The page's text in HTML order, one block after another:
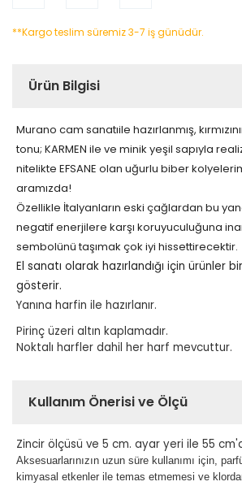
**Kargo teslim süremiz 3-7 iş günüdür.
Ürün Bilgisi
Murano cam sanatıile hazırlanmış,
tonu; KARMEN ile ve minik yeşil sapıyla
nitelikte EFSANE olan uğurlu biber
aramızda!
Özellikle İtalyanların eski çağlardan bu
negatif enerjilere karşı koruyuculuğuna
sembolünü taşımak çok iyi hissettirecektir.
El sanatı olarak hazırlandığı için ürünler
gösterir.
Yanına harfin ile hazırlanır.
Pirinç üzeri altın kaplamadır.
Noktalı harfler dahil her harf mevcuttur.
Kullanım Önerisi ve Ölçü
Zincir ölçüsü ve 5 cm. ayar yeri ile 55
Aksesuarlarınızın uzun süre kullanımı için,
kimyasal etkenler ile temas etmemesi ve